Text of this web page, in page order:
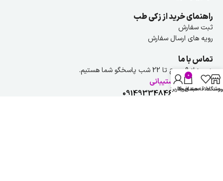
راهنمای خرید از زکی طب
ثبت سفارش
رویه های ارسال سفارش
تماس با ما
هر روز از ۹ صبح تا 22 شب پاسخگو شما هستیم.
راهنمایی و پشتیبانی
شماره تلفن :09149334846 علاقه مندی ها
0
سبد خرید
حساب کاربری من